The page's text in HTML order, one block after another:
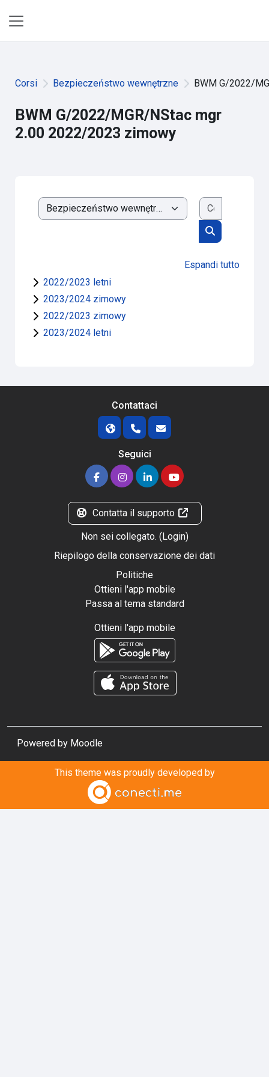
Corsi Bezpieczeństwo wewnętrzne BWM G/2022/
BWM G/2022/MGR/NStac mgr
2.00 2022/2023 zimowy
Categorie di corso
Cerca corsi
Espandi tutto
2022/2023 letni
2023/2024 zimowy
2022/2023 zimowy
2023/2024 letni
Contattaci
Seguici
Contatta il supporto
Non sei collegato. (Login)
Riepilogo della conservazione dei dati
Politiche
Ottieni l'app mobile
Passa al tema standard
Ottieni l'app mobile
Powered by Moodle
This theme was proudly developed by